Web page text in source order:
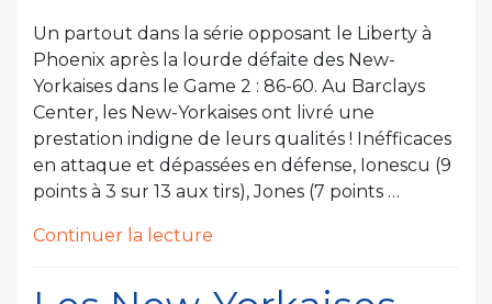
Un partout dans la série opposant le Liberty à
Phoenix après la lourde défaite des New-
Yorkaises dans le Game 2 : 86-60. Au Barclays
Center, les New-Yorkaises ont livré une
prestation indigne de leurs qualités ! Inéfficaces
en attaque et dépassées en défense, Ionescu (9
points à 3 sur 13 aux tirs), Jones (7 points …
Continuer la lecture
New-